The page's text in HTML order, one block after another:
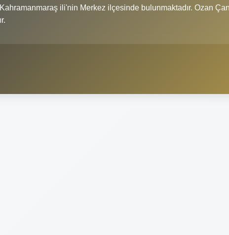
Kahramanmaraş ili'nin Merkez ilçesinde bulunmaktadır. Ozan